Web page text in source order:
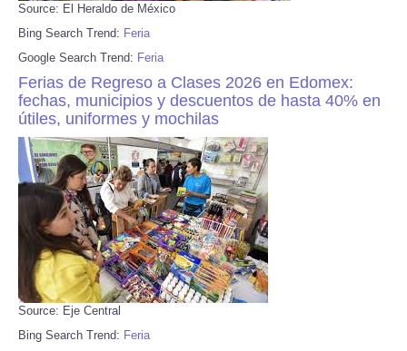
Source: El Heraldo de México
Bing Search Trend: Feria
Google Search Trend: Feria
Ferias de Regreso a Clases 2026 en Edomex:
fechas, municipios y descuentos de hasta 40% en
útiles, uniformes y mochilas
Source: Eje Central
Bing Search Trend: Feria